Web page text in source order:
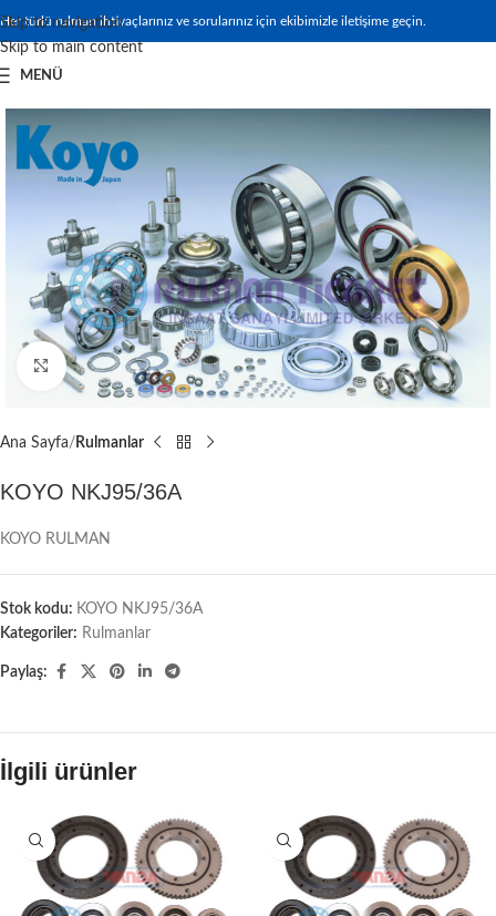
Skip to navigation
Skip to main content
Her türlü rulman ihtiyaçlarınız ve sorularınız için ekibimizle iletişime geçin.
MENÜ
Büyütmek için tıklayın
Ana Sayfa Rulmanlar
KOYO NKJ95/36A
KOYO RULMAN
Stok kodu: KOYO NKJ95/36A
Kategoriler: Rulmanlar
Paylaş:
İlgili ürünler